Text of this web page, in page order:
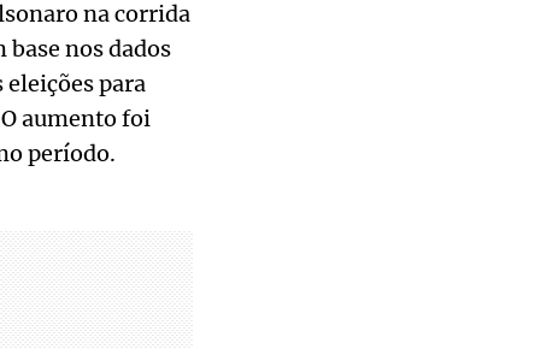
na corrida
nos dados
para
aumento foi
período.